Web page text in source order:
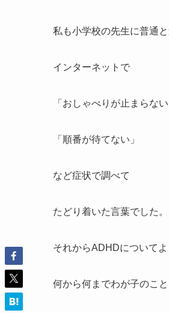
私も小学校の先生に普通
インターネットで
「おしゃべりが止まらない
「順番が待てない」
など症状で調べて
たどり着いた言葉でした。
それからADHDについて
何から何までわが子のこ